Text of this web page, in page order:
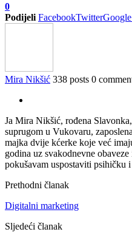
0
Podijeli FacebookTwitter
Mira Nikšić 338 posts 0
Ja Mira Nikšić, rođena
suprugom u Vukovaru,
majka dvije kćerke koje već
godina uz svakodnevne
pokušavam uspostaviti psihičku
Prethodni članak
Digitalni marketing
Sljedeći članak